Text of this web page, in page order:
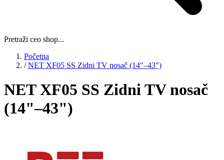
Pretraži ceo shop...
Početna
/ NET XF05 SS Zidni TV nosač (14"–43")
NET XF05 SS Zidni TV nosač
(14"–43")